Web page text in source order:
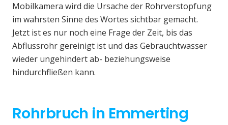
Mobilkamera wird die Ursache der Rohrverstopfung
im wahrsten Sinne des Wortes sichtbar gemacht.
Jetzt ist es nur noch eine Frage der Zeit, bis das
Abflussrohr gereinigt ist und das Gebrauchtwasser
wieder ungehindert ab- beziehungsweise
hindurchfließen kann.
Rohrbruch in Emmerting